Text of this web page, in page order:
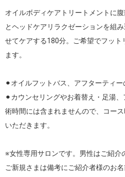
オイルボディケアトリートメントに
とヘッドケアリラクゼーションを組
せてケアする180分。ご希望でフット
ます。
⚫︎オイルフットバス、アフターティー
⚫︎カウンセリングやお着替え・足湯
術時間には含まれませんので、コー
いただきます。
※女性専用サロンです。男性はご紹介
ご新規さまは備考にご紹介者様のお